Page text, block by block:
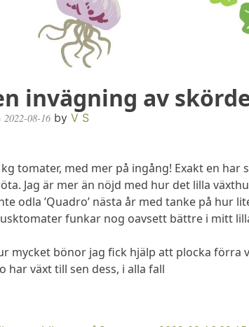
invägning av
2022-08-16 by V S
tomater, med mer på ingång! Exakt en har
Jag är mer än nöjd med hur det lilla
odla ’Quadro’ nästa år med tanke på hur
funkar nog oavsett bättre i mitt
mycket bönor jag fick hjälp att plocka förra
har växt till sen dess, i alla fall